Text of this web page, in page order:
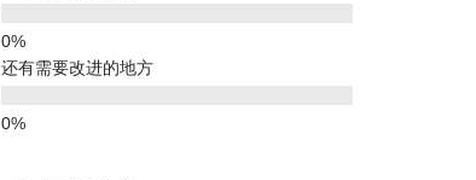
还有需要改进的地方